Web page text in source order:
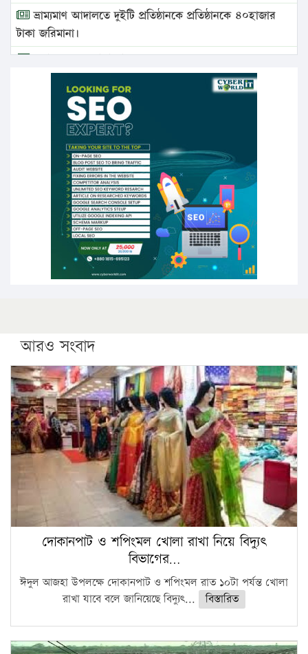
ভ্রাম্যমাণ আদালতে দুইটি প্রতিষ্ঠানকে প্রতিষ্ঠানকে ৪০হাজার
টাকা জরিমানা।
এবার লঞ্চের ভাড়া বাড়ল
১৭ থেকে ২১ শতাংশ বিদ্যুতের দাম বাড়ানোর প্রস্তাব পিডিবির
১৬ মে চাঁদপুর ও ২৫ মে ফেনী সফরে যাবেন প্রধানমন্ত্রী
উচ্চশিক্ষায় গৌরবময় অর্জন: পূর্ণ স্কলারশিপে যুক্তরাষ্ট্রে
পিএইচডি করছেন কুয়েটের কৃতি…
সারা দেশে বজ্রাঘাতে ১৪ জনের প্রাণহানি
কঠোর হচ্ছে এসএসসি ও এইচএসসি পরীক্ষা
ফরিদগঞ্জে আগুনে পুড়লো ৬ ব্যবসা প্রতিষ্ঠান
আরও সংবাদ
দোকানপাট ও শপিংমল খোলা রাখা নিয়ে বিদ্যুৎ
বিভাগের…
ঈদুল আজহা উপলক্ষে দোকানপাট ও শপিংমল রাত ১০টা পর্যন্ত খোলা
রাখা যাবে বলে জানিয়েছে বিদ্যুৎ...
বিস্তারিত